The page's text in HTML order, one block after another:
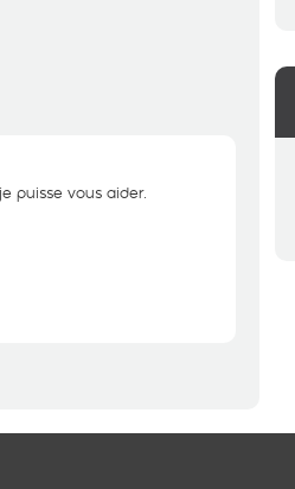
puisse vous aider.